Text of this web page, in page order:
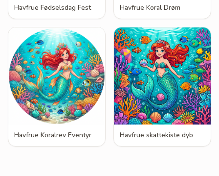
Havfrue Fødselsdag Fest Havfrue Koral Drøm
Havfrue Koralrev Eventyr Havfrue skattekiste dyb